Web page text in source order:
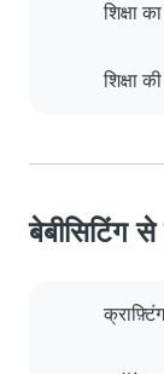
शिक्षा
शिक्षा
बेबीसिटिंग
क्राफ़्टिंग